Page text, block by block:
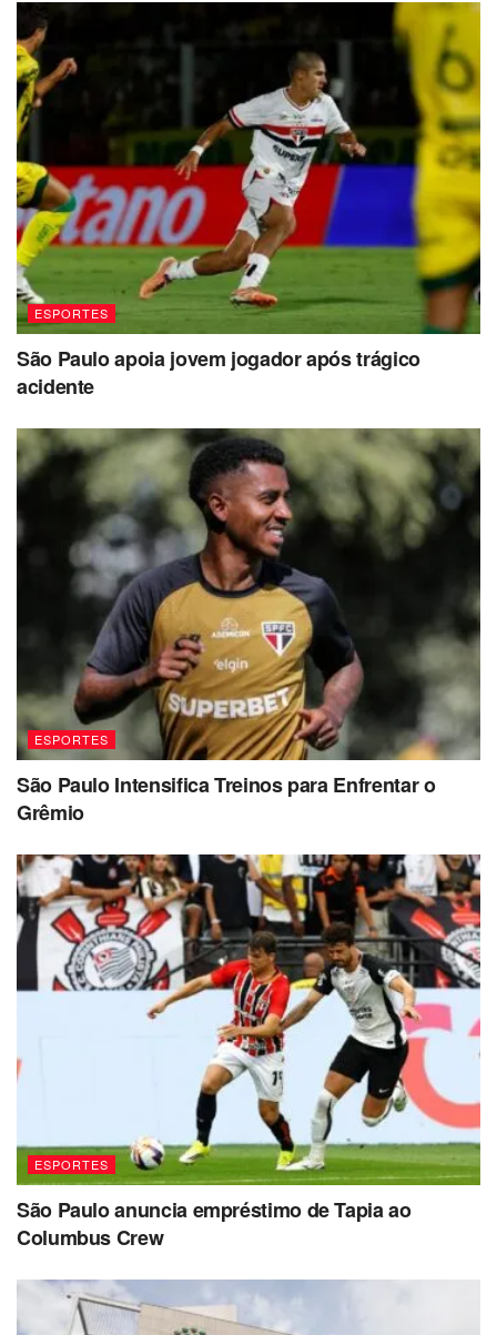
ESPORTES
São Paulo apoia jovem jogador após trágico
acidente
ESPORTES
São Paulo Intensifica Treinos para Enfrentar o
Grêmio
ESPORTES
São Paulo anuncia empréstimo de Tapia ao
Columbus Crew